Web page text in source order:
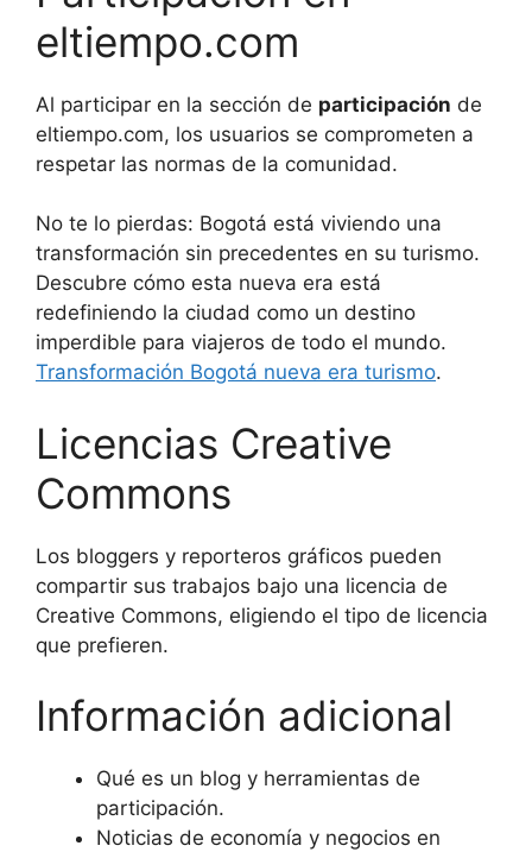
eltiempo.com
Al participar en la sección de participación de
eltiempo.com, los usuarios se comprometen a
respetar las normas de la comunidad.
No te lo pierdas: Bogotá está viviendo una
transformación sin precedentes en su turismo.
Descubre cómo esta nueva era está
redefiniendo la ciudad como un destino
imperdible para viajeros de todo el mundo.
Transformación Bogotá nueva era turismo.
Licencias Creative
Commons
Los bloggers y reporteros gráficos pueden
compartir sus trabajos bajo una licencia de
Creative Commons, eligiendo el tipo de licencia
que prefieren.
Información adicional
Qué es un blog y herramientas de
participación.
Noticias de economía y negocios en